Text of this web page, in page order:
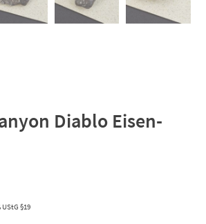
Diablo Eisen-
§19